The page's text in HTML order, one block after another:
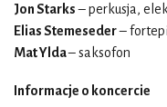
Jon Starks– perkusja,
Elias Stemeseder–
Mat Ylda– saksofon
Informacje o koncercie